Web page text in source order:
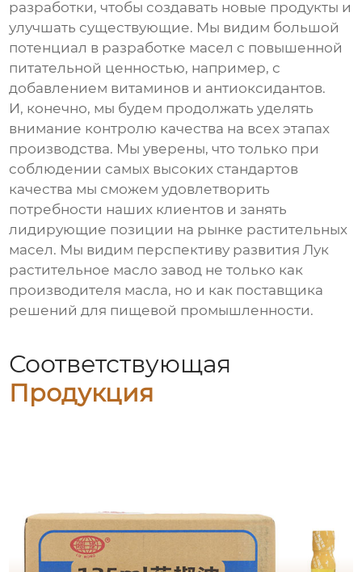
разработки, чтобы создавать новые продукты и
улучшать существующие. Мы видим большой
потенциал в разработке масел с повышенной
питательной ценностью, например, с
добавлением витаминов и антиоксидантов.
И, конечно, мы будем продолжать уделять
внимание контролю качества на всех этапах
производства. Мы уверены, что только при
соблюдении самых высоких стандартов
качества мы сможем удовлетворить
потребности наших клиентов и занять
лидирующие позиции на рынке растительных
масел. Мы видим перспективу развитияЛук
растительное масло завод не только как
производителя масла, но и как поставщика
решений для пищевой промышленности.
Соответствующая
Продукция